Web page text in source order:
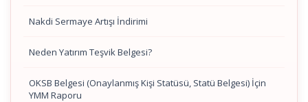
Nakdi Sermaye Artışı İndirimi
Neden Yatırım Teşvik Belgesi?
OKSB Belgesi (Onaylanmış Kişi Statüsü, Statü Belgesi) İçin
YMM Raporu